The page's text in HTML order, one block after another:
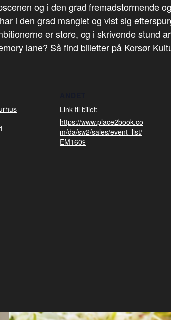
og i den grad fremadstormende
i den grad manglet og vist sig
er store, og i skrivende stund
lane? Så find billetter på Korsør
Link til billet:
https://www.place2book.co
m/da/sw2/sales/event_list/
EM1609